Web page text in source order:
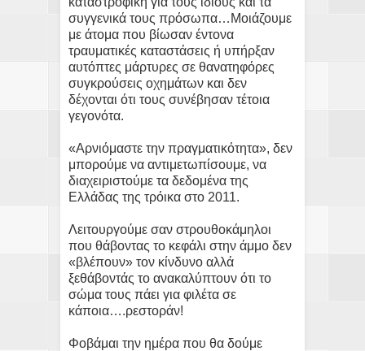
συγγενικά τους πρόσωπα…Μοιάζουμε
με άτομα που βίωσαν έντονα
τραυματικές καταστάσεις ή υπήρξαν
αυτόπτες μάρτυρες σε θανατηφόρες
συγκρούσεις οχημάτων και δεν
δέχονται ότι τους συνέβησαν τέτοια
γεγονότα.
«Αρνιόμαστε την πραγματικότητα», δεν
μπορούμε να αντιμετωπίσουμε, να
διαχειριστούμε τα δεδομένα της
Ελλάδας της τρόικα στο 2011.
Λειτουργούμε σαν στρουθοκάμηλοι
που θάβοντας το κεφάλι στην άμμο δεν
«βλέπουν» τον κίνδυνο αλλά
ξεθάβοντάς το ανακαλύπτουν ότι το
σώμα τους πάει για φιλέτα σε
κάποια….ρεστοράν!
Φοβάμαι την ημέρα που θα δούμε